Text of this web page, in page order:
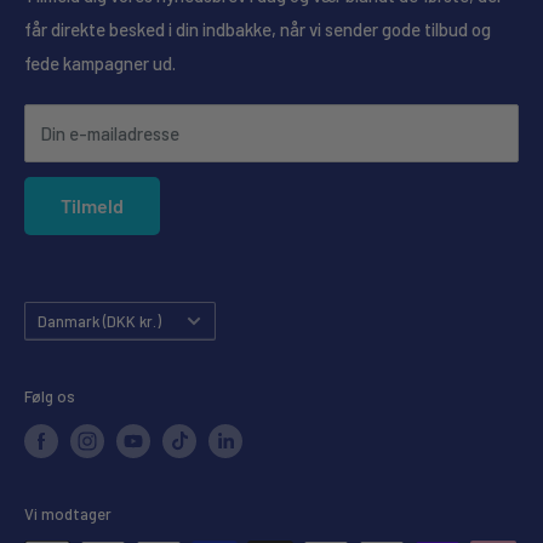
måske ikke er 100% retvisende.
Se butikkernes åbningstider her
Ofte stillede spørgsmål
Konkurrencebetingelser
Annullering af ordre
Forudbestilling
Privatlivspolitik
Købsgaranti
får direkte besked i din indbakke, når vi sender gode tilbud og
fede kampagner ud.
Din e-mailadresse
Tilmeld
Land
Danmark (DKK kr.)
Følg os
Vi modtager